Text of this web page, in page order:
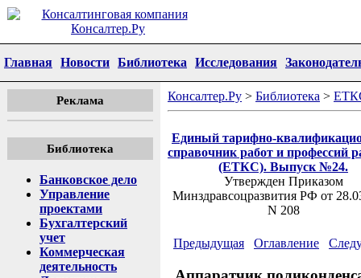
Главная Новости Библиотека Исследования
Реклама
Библиотека
Банковское дело
Управление
проектами
Бухгалтерский
учет
Коммерческая
деятельность
Консалтер.Ру > Библиотека >
Единый тарифно-
справочник работ и профессий
(ЕТКС). Выпуск №24.
Утвержден Приказом
Минздравсоцразвития РФ от
N 208
Предыдущая Оглавление